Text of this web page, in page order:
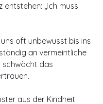
„Ich muss
oft unbewusst bis ins
an vermeintliche
schwächt das
aus der Kindheit